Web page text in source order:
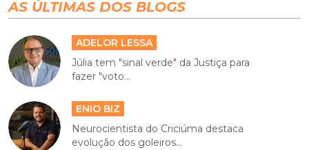
AS ÚLTIMAS DOS BLOGS
ADELOR LESSA
Júlia tem "sinal verde" da Justiça para
fazer "voto...
ENIO BIZ
Neurocientista do Criciúma destaca
evolução dos goleiros...